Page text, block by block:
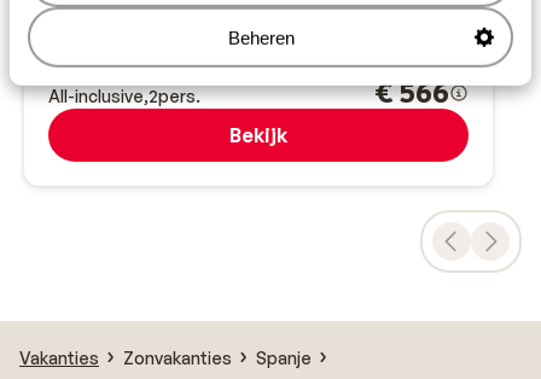
Beheren
Strand dichtbij & vlak bij boulevard
Zo 4 Okt. - Vr 9 Okt.
All-inclusive 2pers.
vanaf prijs p.p.
€ 566
Bekijk
Vakanties Zonvakanties
Spanje